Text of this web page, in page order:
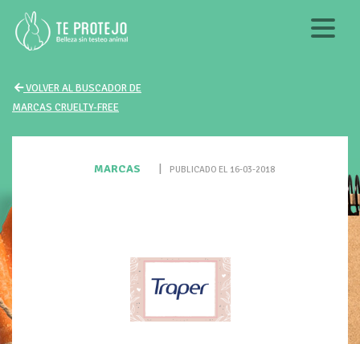
VOLVER AL BUSCADOR DE
MARCAS CRUELTY-FREE
MARCAS PUBLICADO EL 16-03-2018